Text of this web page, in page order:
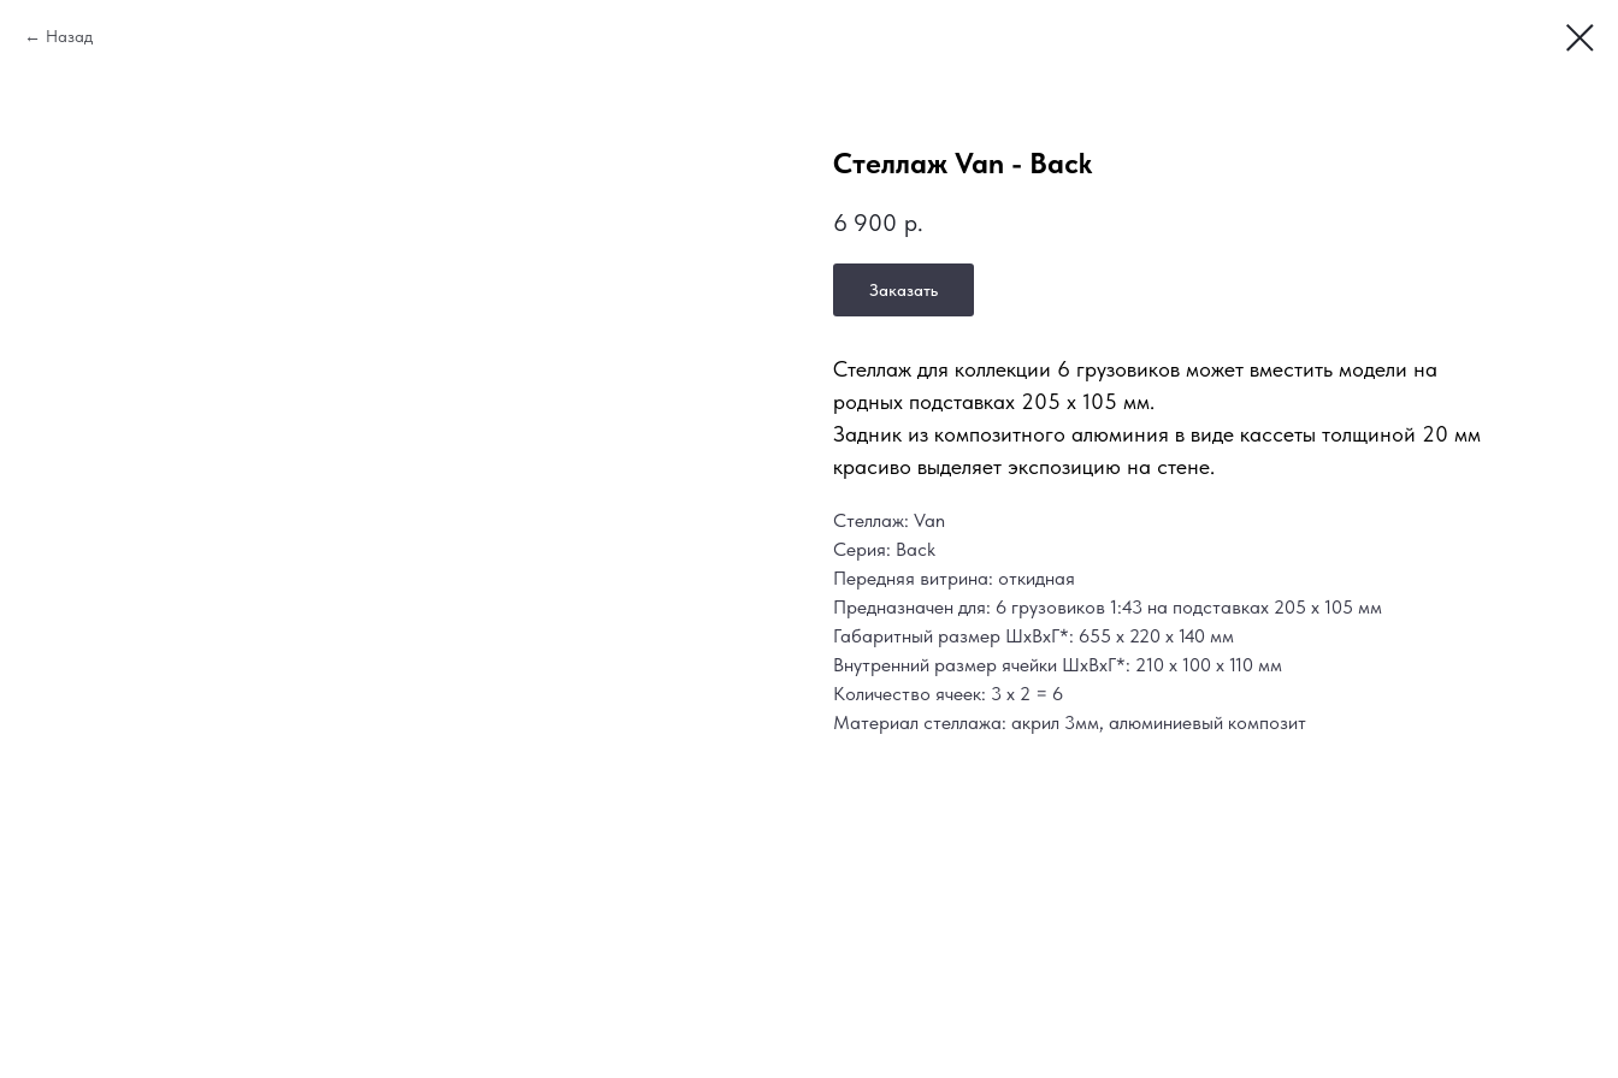
Назад
Стеллаж Van - Back
6 900 р.
Заказать
Стеллаж для коллекции 6 грузовиков может вместить модели на
родных подставках 205 х 105 мм.
Задник из композитного алюминия в виде кассеты толщиной 20 мм
красиво выделяет экспозицию на стене.
Стеллаж: Van
Серия: Back
Передняя витрина: откидная
Предназначен для: 6 грузовиков 1:43 на подставках 205 х 105 мм
Габаритный размер ШхВхГ*: 655 х 220 х 140 мм
Внутренний размер ячейки ШхВхГ*: 210 х 100 х 110 мм
Количество ячеек: 3 х 2 = 6
Материал стеллажа: акрил 3мм, алюминиевый композит